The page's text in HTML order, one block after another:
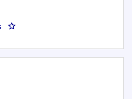
: Gestionnaire financier F/H (réf.